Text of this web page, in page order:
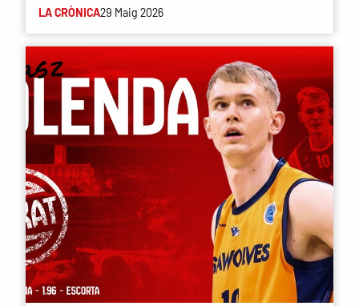
LA CRÒNICA29 Maig 2026